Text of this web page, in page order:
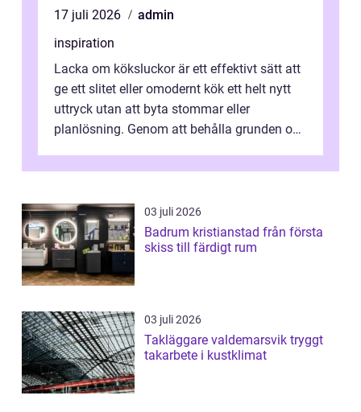
17 juli 2026
admin
inspiration
Lacka om köksluckor är ett effektivt sätt att
ge ett slitet eller omodernt kök ett helt nytt
uttryck utan att byta stommar eller
planlösning. Genom att behålla grunden och
03 juli 2026
Badrum kristianstad från första
skiss till färdigt rum
03 juli 2026
Takläggare valdemarsvik tryggt
takarbete i kustklimat